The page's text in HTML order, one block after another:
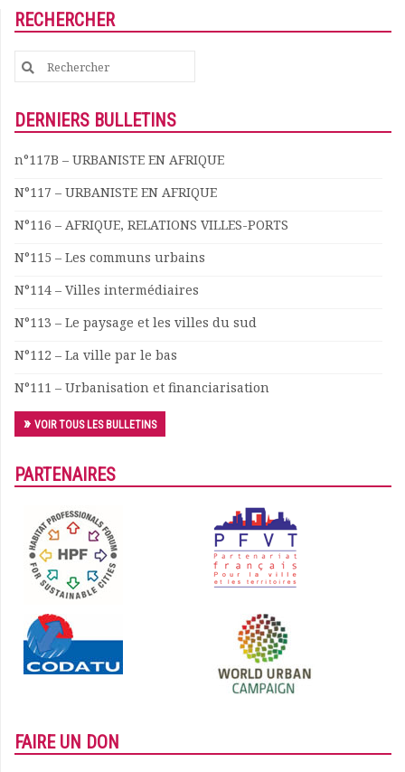
RECHERCHER
Search
for:
DERNIERS BULLETINS
n°117B – URBANISTE EN AFRIQUE
N°117 – URBANISTE EN AFRIQUE
N°116 – AFRIQUE, RELATIONS VILLES-PORTS
N°115 – Les communs urbains
N°114 – Villes intermédiaires
N°113 – Le paysage et les villes du sud
N°112 – La ville par le bas
N°111 – Urbanisation et financiarisation
VOIR TOUS LES BULLETINS
PARTENAIRES
FAIRE UN DON